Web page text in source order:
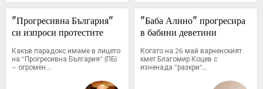
"Прогресивна България"
си изпроси протестите
Какъв парадокс имаме в лицето
на "Прогресивна България" (ПБ)
– огромен...
"Баба Алино" прогресира
в бабини деветини
Когато на 26 май варненският
кмет Благомир Коцев с
изненада "разкри"...